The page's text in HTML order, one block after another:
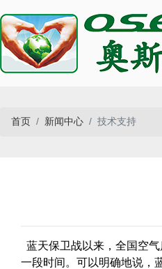
首页 新闻中心 技术支持
蓝天保卫战以来，全国空
一段时间。可以明确地说，